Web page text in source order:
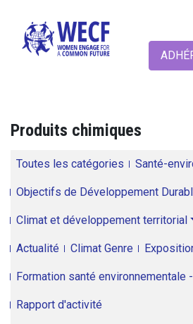
Produits chimiques
Toutes les catégories Santé-
Objectifs de Développement
Climat et développement territorial
Actualité Climat Genre
Formation santé environnementale -
Rapport d'activité